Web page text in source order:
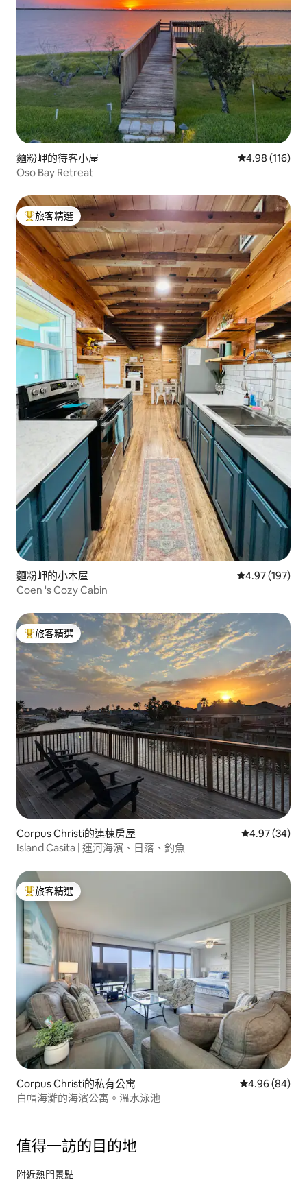
麵粉岬的待客小屋 從 116 則評價
4.98 (116)
Oso Bay Retreat
旅客精選榜首
旅客精選
麵粉岬的小木屋 從 197 則評價
4.97 (197)
Coen 's Cozy Cabin
旅客精選榜首
旅客精選
Corpus Christi的連棟房屋 從 34 則評價
4.97 (34)
Island Casita | 運河海濱、日落、釣魚
旅客精選榜首
旅客精選
Corpus Christi的私有公寓 從 84 則評價
4.96 (84)
白帽海灘的海濱公寓。溫水泳池
值得一訪的目的地
附近熱門景點